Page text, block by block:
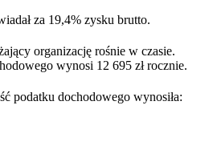
za 19,4% zysku brutto.
organizację rośnie w czasie.
wynosi 12 695 zł rocznie.
podatku dochodowego wynosiła: